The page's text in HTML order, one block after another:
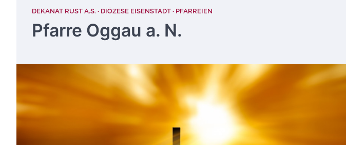
DEKANAT RUST A.S. DIÖZESE EISENSTADT PFARREIEN
Pfarre Oggau a. N.